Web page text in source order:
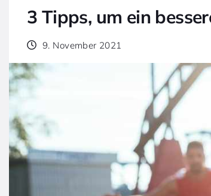
3 Tipps, um ein
9. November 2021